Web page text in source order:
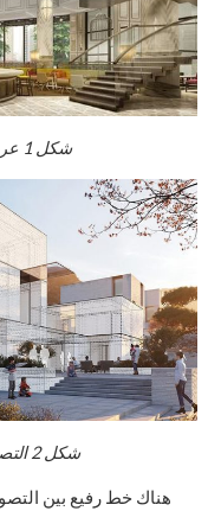
شكل 1
شكل2
هناك خط رفيع بين